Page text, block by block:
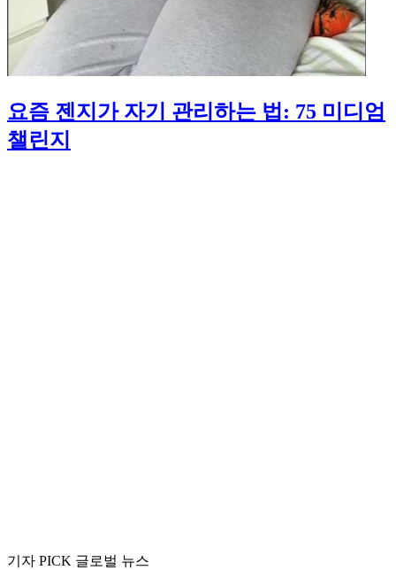
요즘 젠지가 자기 관리하는 법: 75 미디엄
챌린지
기자 PICK 글로벌 뉴스